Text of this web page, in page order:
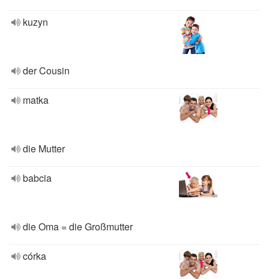
kuzyn
der Cousin
matka
die Mutter
babcia
die Oma = die Großmutter
córka